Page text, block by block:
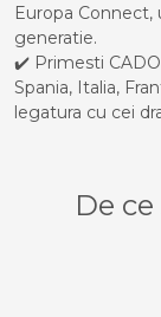
Europa
generatie.
✔️ Primesti
Spania, Italia,
legatura cu cei
De